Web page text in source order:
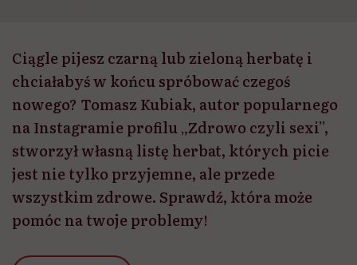
Ciągle pijesz czarną lub zieloną herbatę i
chciałabyś w końcu spróbować czegoś
nowego? Tomasz Kubiak, autor popularnego
na Instagramie profilu „Zdrowo czyli sexi”,
stworzył własną listę herbat, których picie
jest nie tylko przyjemne, ale przede
wszystkim zdrowe. Sprawdź, która może
pomóc na twoje problemy!